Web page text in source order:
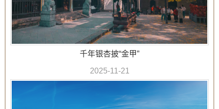
千年银杏披“金甲”
2025-11-21